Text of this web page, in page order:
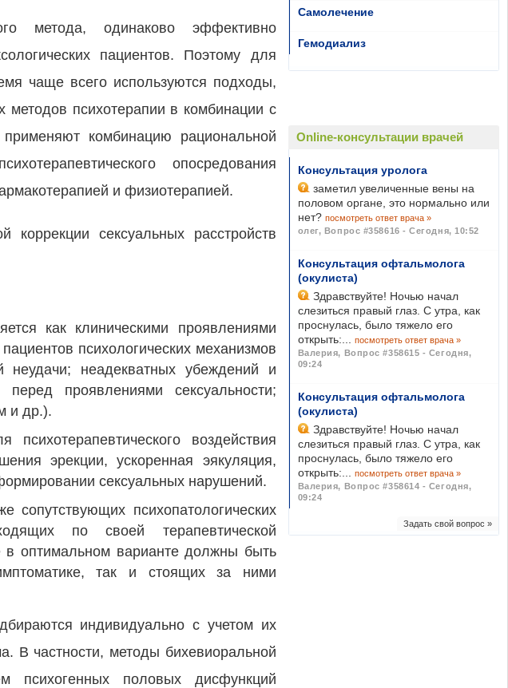
метода, одинаково эффективно
пациентов. Поэтому для
чаще всего используются подходы,
методов психотерапии в комбинации с
комбинацию рациональной
опосредования
и физиотерапией.
коррекции сексуальных расстройств
как клиническими проявлениями
психологических механизмов
неудачи; неадекватных убеждений и
проявлениями сексуальности;
и др.).
воздействия
эрекции, ускоренная эякуляция,
сексуальных нарушений.
психопатологических
по своей терапевтической
в оптимальном варианте должны быть
так и стоящих за ними
индивидуально с учетом их
В частности, методы бихевиоральной
психогенных половых дисфункций
Самолечение
Гемодиализ
Online-консультации врачей
Консультация уролога
заметил увеличенные вены на
половом органе, это нормально или
нет? посмотреть ответ врача »
олег, Вопрос #358616 - Сегодня, 10:52
Консультация офтальмолога
(окулиста)
Здравствуйте! Ночью начал
слезиться правый глаз. С утра, как
проснулась, было тяжело его
открыть:...
посмотреть ответ врача »
Валерия, Вопрос #358615 - Сегодня,
09:24
Консультация офтальмолога
(окулиста)
Здравствуйте! Ночью начал
слезиться правый глаз. С утра, как
проснулась, было тяжело его
открыть:...
посмотреть ответ врача »
Валерия, Вопрос #358614 - Сегодня,
09:24
Задать свой вопрос »